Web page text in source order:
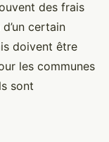
des frais
certain
doivent être
les communes
sont